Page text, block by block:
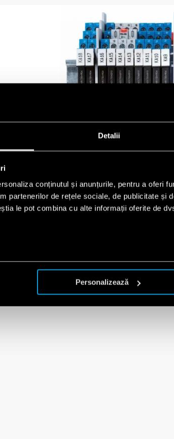
Detalii
conținutul și anunțurile, pentru a oferi
partenerilor de rețele sociale, de publicitate și
le pot combina cu alte informații oferite de
Personalizează
NOUL